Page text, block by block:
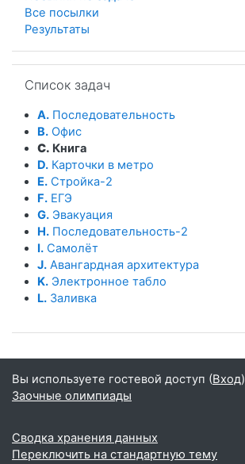
Все посылки
Результаты
Список задач
A. Последовательность
B. Офис
C. Книга
D. Карточки в метро
E. Стройка-2
F. ЕГЭ
G. Эвакуация
H. Последовательность-2
I. Самолёт
J. Авангардная архитектура
K. Электронное табло
L. Заливка
Вы используете гостевой доступ (Вход)
Заочные олимпиады
Сводка хранения данных
Переключить на стандартную тему